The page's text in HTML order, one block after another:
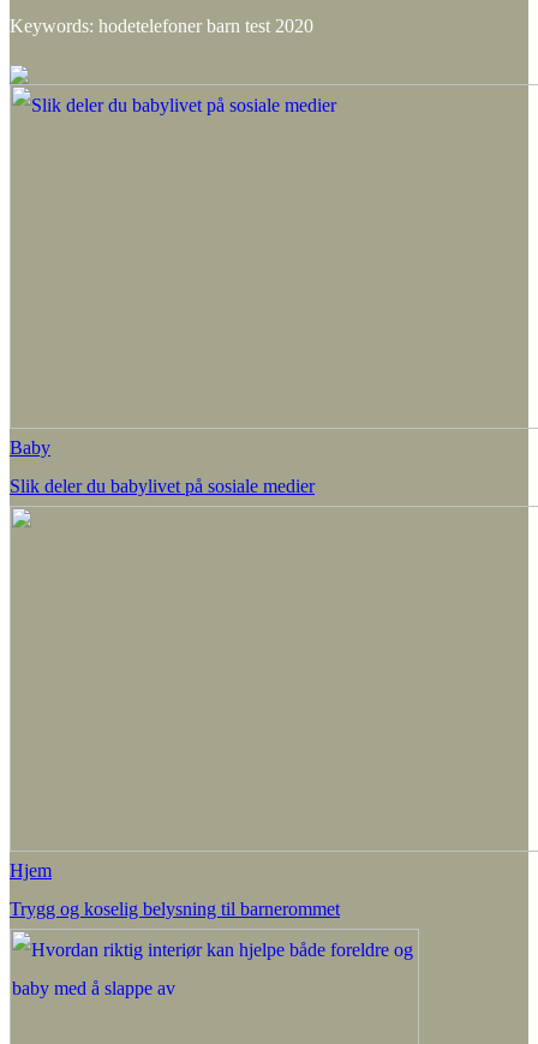
Keywords: hodetelefoner barn test 2020
Baby
Slik deler du babylivet på sosiale medier
Hjem
Trygg og koselig belysning til barnerommet